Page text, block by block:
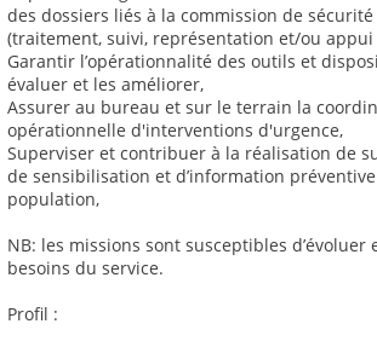
des dossiers liés à la commission de sécurité
(traitement, suivi, représentation et/ou appui
Garantir l’opérationnalité des outils et
évaluer et les améliorer,
Assurer au bureau et sur le terrain la
opérationnelle d'interventions d'urgence,
Superviser et contribuer à la réalisation de
de sensibilisation et d’information
population,
NB: les missions sont susceptibles d’évoluer
besoins du service.
Profil :